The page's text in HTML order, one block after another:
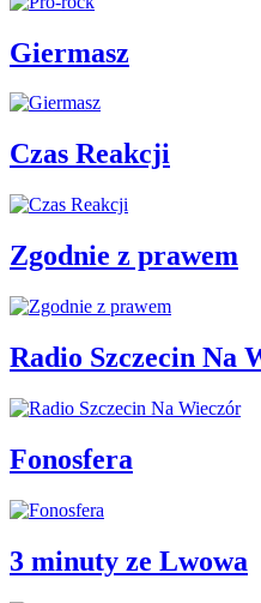
Giermasz
Czas Reakcji
Zgodnie z prawem
Radio Szczecin Na
Fonosfera
3 minuty ze Lwowa